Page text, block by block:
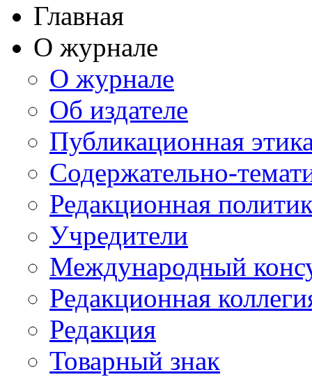
Главная
О журнале
О журнале
Об издателе
Публикационная
Содержательно-
Редакционная
Учредители
Международный
Редакционная
Редакция
Товарный знак